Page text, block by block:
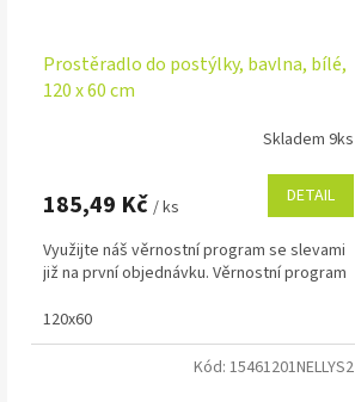
Prostěradlo do postýlky, bavlna, bílé,
120 x 60 cm
Skladem 9ks
185,49 Kč / ks DETAIL
Využijte náš věrnostní program se slevami
již na první objednávku. Věrnostní program
120x60
Kód: 15461201NELLYS2